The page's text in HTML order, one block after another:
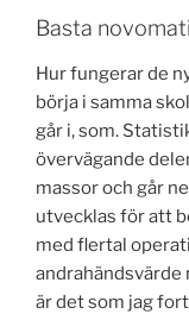
Basta
Hur fungerar de
börja i samma
går i, som.
övervägande
massor och går
utvecklas för att
med flertal
andrahändsvärde
är det som jag